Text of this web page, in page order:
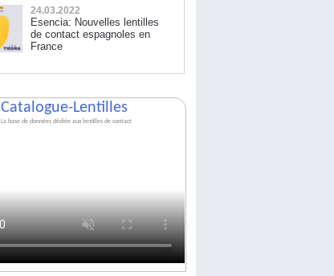
24.03.2022
Esencia: Nouvelles lentilles
de contact espagnoles en
France
Catalogue-Lentilles
La base de données dédiée aux lentilles de contact